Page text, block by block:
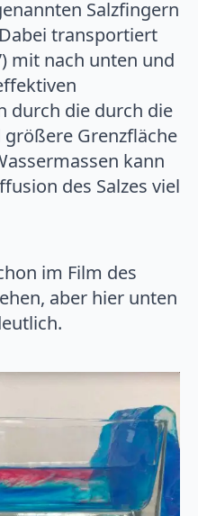
Salzfingern
transportiert
mit nach unten und
durch die durch die
Grenzfläche
kann
des Salzes viel
im Film des
aber hier unten